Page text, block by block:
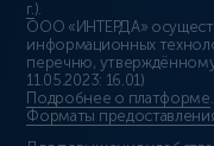
г.).
ООО «ИНТЕРДА»
информационных
перечню,
11.05.2023: 16.01)
Подробнее о платформе.
Форматы